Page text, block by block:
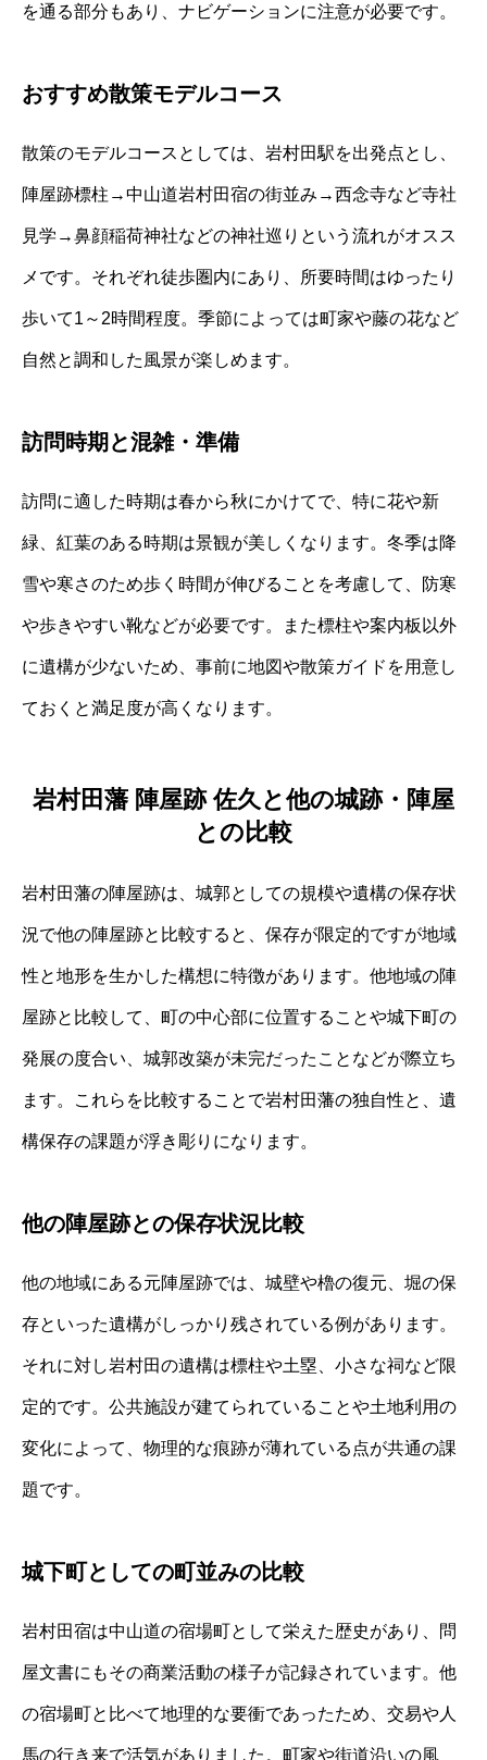
を通る部分もあり、ナビゲーションに注意が必要です。
おすすめ散策モデルコース
散策のモデルコースとしては、岩村田駅を出発点とし、
陣屋跡標柱→中山道岩村田宿の街並み→西念寺など寺社
見学→鼻顔稲荷神社などの神社巡りという流れがオスス
メです。それぞれ徒歩圏内にあり、所要時間はゆったり
歩いて1～2時間程度。季節によっては町家や藤の花など
自然と調和した風景が楽しめます。
訪問時期と混雑・準備
訪問に適した時期は春から秋にかけてで、特に花や新
緑、紅葉のある時期は景観が美しくなります。冬季は降
雪や寒さのため歩く時間が伸びることを考慮して、防寒
や歩きやすい靴などが必要です。また標柱や案内板以外
に遺構が少ないため、事前に地図や散策ガイドを用意し
ておくと満足度が高くなります。
岩村田藩 陣屋跡 佐久と他の城跡・陣屋
との比較
岩村田藩の陣屋跡は、城郭としての規模や遺構の保存状
況で他の陣屋跡と比較すると、保存が限定的ですが地域
性と地形を生かした構想に特徴があります。他地域の陣
屋跡と比較して、町の中心部に位置することや城下町の
発展の度合い、城郭改築が未完だったことなどが際立ち
ます。これらを比較することで岩村田藩の独自性と、遺
構保存の課題が浮き彫りになります。
他の陣屋跡との保存状況比較
他の地域にある元陣屋跡では、城壁や櫓の復元、堀の保
存といった遺構がしっかり残されている例があります。
それに対し岩村田の遺構は標柱や土塁、小さな祠など限
定的です。公共施設が建てられていることや土地利用の
変化によって、物理的な痕跡が薄れている点が共通の課
題です。
城下町としての町並みの比較
岩村田宿は中山道の宿場町として栄えた歴史があり、問
屋文書にもその商業活動の様子が記録されています。他
の宿場町と比べて地理的な要衝であったため、交易や人
馬の行き来で活気がありました。町家や街道沿いの風